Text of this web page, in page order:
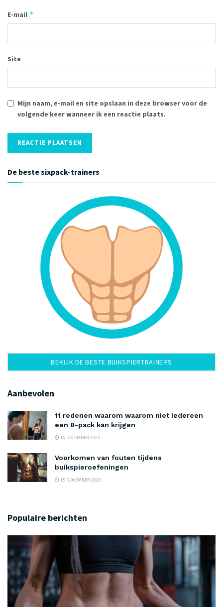
E-mail *
Site
Mijn naam, e-mail en site opslaan in deze browser voor de
volgende keer wanneer ik een reactie plaats.
De beste sixpack-trainers
BEKIJK DE BESTE BUIKSPIERTRAINERS
Aanbevolen
11 redenen waarom waarom niet iedereen
een 8-pack kan krijgen
16 DECEMBER 2023
Voorkomen van fouten tijdens
buikspieroefeningen
15 NOVEMBER 2023
Populaire berichten